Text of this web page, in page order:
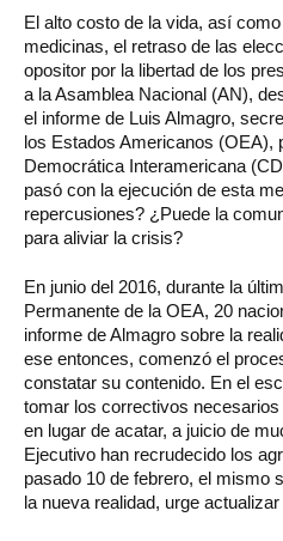
El alto costo de la vida, así
medicinas, el retraso de las
opositor por la libertad de los
a la Asamblea Nacional (AN),
el informe de Luis Almagro,
los Estados Americanos (OEA),
Democrática Interamericana
pasó con la ejecución de esta
repercusiones? ¿Puede la
para aliviar la crisis?
En junio del 2016, durante la
Permanente de la OEA, 20
informe de Almagro sobre la
ese entonces, comenzó el
constatar su contenido. En el
tomar los correctivos
en lugar de acatar, a juicio de
Ejecutivo han recrudecido los
pasado 10 de febrero, el mismo
la nueva realidad, urge